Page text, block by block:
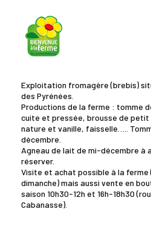
Exploitation fromagère (brebis)
des Pyrénées.
Productions de la ferme : tomme
cuite et pressée, brousse de
nature et vanille, faisselle…..
décembre.
Agneau de lait de mi-décembre à
réserver.
Visite et achat possible à la
dimanche) mais aussi vente en
saison 10h30-12h et 16h-18h30
Cabanasse).